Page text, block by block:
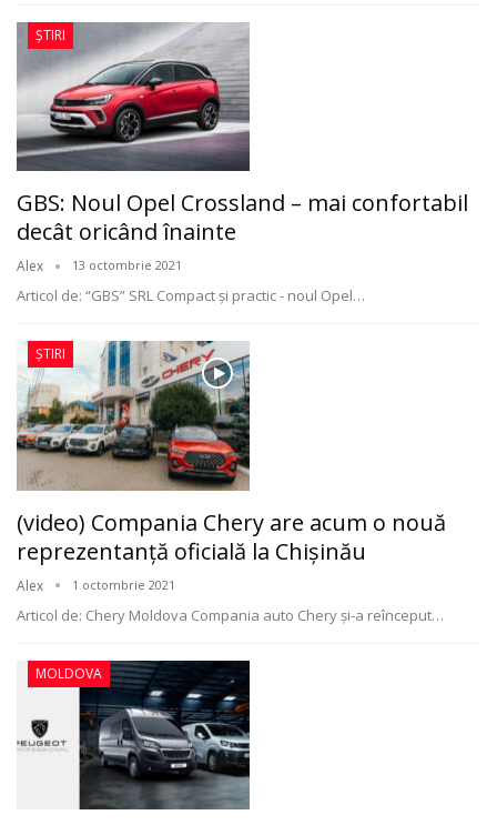
ȘTIRI
GBS: Noul Opel Crossland – mai confortabil
decât oricând înainte
Alex 13 octombrie 2021
Articol de: “GBS” SRL Compact și practic - noul Opel…
ȘTIRI
(video) Compania Chery are acum o nouă
reprezentanță oficială la Chişinău
Alex 1 octombrie 2021
Articol de: Chery Moldova Compania auto Chery şi-a reînceput…
MOLDOVA